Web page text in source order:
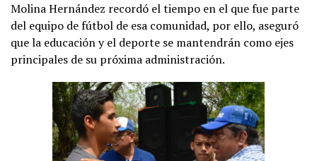
Molina Hernández recordó el tiempo en el que fue parte
del equipo de fútbol de esa comunidad, por ello, aseguró
que la educación y el deporte se mantendrán como ejes
principales de su próxima administración.